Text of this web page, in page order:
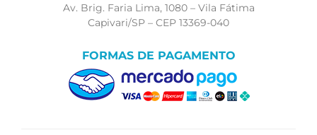
Av. Brig. Faria Lima, 1080 – Vila Fátima
Capivari/SP – CEP 13369-040
FORMAS DE PAGAMENTO